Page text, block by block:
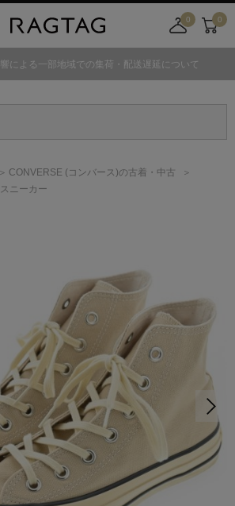
0
舗
カ
ト
0
による一部地域での集荷・配送遅延について
CONVERSE (コンバース)の古着・中古
ニーカー